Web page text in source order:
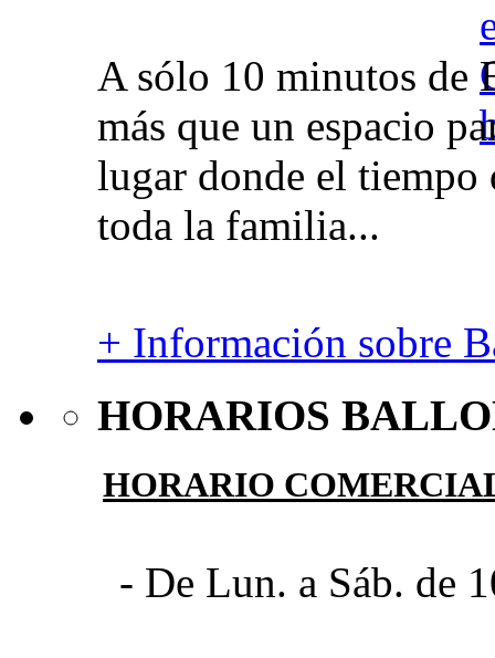
A sólo 10 minutos de
más que un espacio
lugar donde el tiempo
toda la familia...
+ Información sobre
HORARIOS
HORARIO
- De Lun. a Sáb. de